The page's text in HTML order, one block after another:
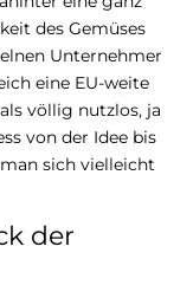
des Gemüses
Unternehmer
eine EU-weite
völlig nutzlos, ja
von der Idee bis
sich vielleicht
der